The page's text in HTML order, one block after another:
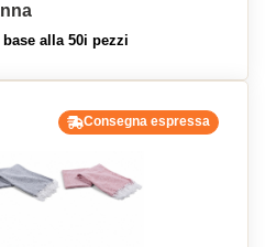
alla 50i pezzi
Consegna espressa